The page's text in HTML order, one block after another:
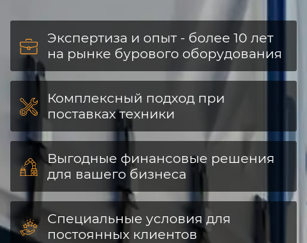
Экспертиза и опыт - более 10 лет
на рынке бурового оборудования
Комплексный подход при
поставках техники
Выгодные финансовые решения
для вашего бизнеса
Специальные условия для
постоянных клиентов